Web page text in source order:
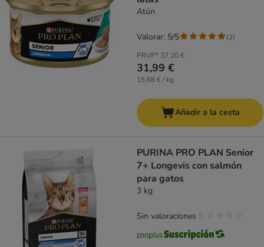
Atún
PRVP* 37,20 €
31,99 €
15,68 € / kg
Valorar: 5/5 (2)
Añadir a la cesta
PURINA PRO PLAN Senior
7+ Longevis con salmón
para gatos
3 kg
Sin valoraciones